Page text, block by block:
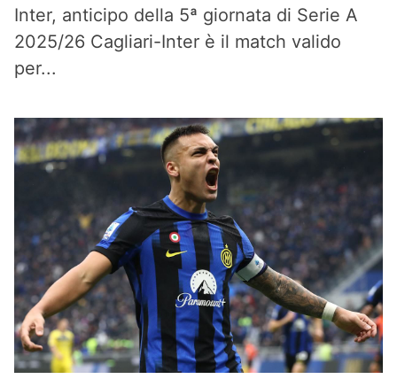
Inter, anticipo della 5ª giornata di Serie A
2025/26 Cagliari-Inter è il match valido
per...